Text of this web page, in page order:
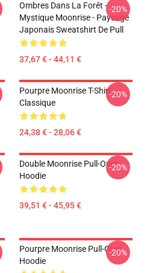
Ombres Dans La Forêt -
Mystique Moonrise - Paysage
Japonais Sweatshirt De Pull
37,67 € - 44,11 €
-20%
Pourpre Moonrise T-Shirt
Classique
24,38 € - 28,06 €
-20%
Double Moonrise Pull-Over
Hoodie
39,51 € - 45,95 €
-20%
Pourpre Moonrise Pull-Over
Hoodie
-20%